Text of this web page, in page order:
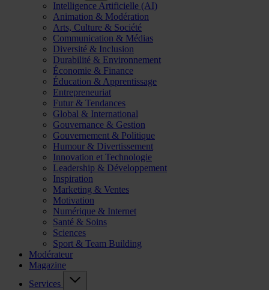
Intelligence Artificielle (AI)
Animation & Modération
Arts, Culture & Société
Communication & Médias
Diversité & Inclusion
Durabilité & Environnement
Économie & Finance
Éducation & Apprentissage
Entrepreneuriat
Futur & Tendances
Global & International
Gouvernance & Gestion
Gouvernement & Politique
Humour & Divertissement
Innovation et Technologie
Leadership & Développement
Inspiration
Marketing & Ventes
Motivation
Numérique & Internet
Santé & Soins
Sciences
Sport & Team Building
Modérateur
Magazine
Services